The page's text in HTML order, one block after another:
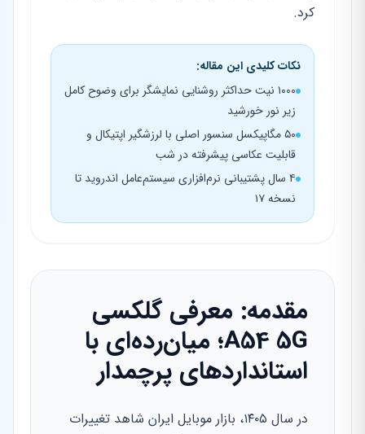
کرد.
نکات کلیدی این مقاله:
۱۰۰۰ نیت حداکثر روشنایی نمایشگر برای وضوح کامل
زیر نور خورشید
۵۰ مگاپیکسل سنسور اصلی با لرزشگیر اپتیکال و
قابلیت عکاسی پیشرفته در شب
۴ سال پشتیبانی نرم‌افزاری سیستم‌عامل اندروید تا
نسخه ۱۷
مقدمه: معرفی گلکسی
A54 5G؛ میان‌رده‌ای با
استانداردهای پرچمدار
در سال ۱۴۰۵، بازار موبایل ایران شاهد تغییرات